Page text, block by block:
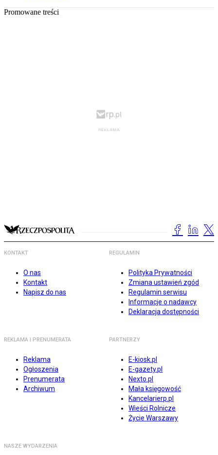
Promowane treści
KONTAKT
O nas
Kontakt
Napisz do nas
REGULAMIN
Polityka Prywatności
Zmiana ustawień zgód
Regulamin serwisu
Informacje o nadawcy
Deklaracja dostępności
REKLAMA I PRENUMERATA
Reklama
Ogłoszenia
Prenumerata
Archiwum
PARTNERZY
E-kiosk.pl
E-gazety.pl
Nexto.pl
Mała księgowość
Kancelarierp.pl
Wieści Rolnicze
Życie Warszawy
NASZE WYDARZENIA